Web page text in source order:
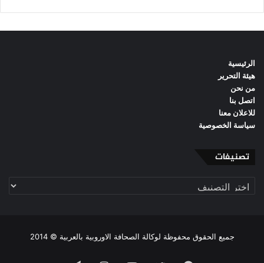
الرئيسية
هيئة التحرير
من نحن
اتصل بنا
للاعلان معنا
سياسة الخصوصية
تصنيفات
تصنيفات
جميع الحقوق محفوظة لوكالة الصحافة الاوروبية بالعربية © 2014